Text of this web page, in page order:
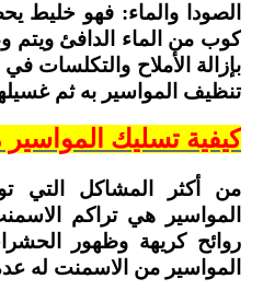
الصودا والماء: فهو خليط
كوب من الماء الدافئ
تنظيف المواسير به ثم
كيفية تسليك
من أكثر المشاكل التي
المواسير هي تراكم
روائح كريهة وظهور
المواسير من الاسمنت له